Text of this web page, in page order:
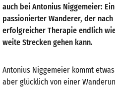
auch bei Antonius Niggemeier: Ein
passionierter Wanderer, der nach
erfolgreicher Therapie endlich
weite Strecken gehen kann.
Antonius Niggemeier kommt
aber glücklich von einer